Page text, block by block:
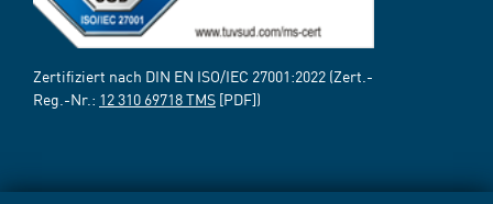
Zertifiziert nach DIN EN ISO/IEC 27001:2022 (Zert.-
Reg.-Nr.: 12 310 69718 TMS [PDF])